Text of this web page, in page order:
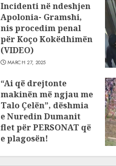
Incidenti në ndeshjen
Apolonia- Gramshi,
nis procedim penal
për Koço Kokëdhimën
(VIDEO)
MARCH 27, 2025
“Ai që drejtonte
makinën më ngjau me
Talo Çelën”, dëshmia
e Nuredin Dumanit
flet për PERSONAT që
e plagosën!